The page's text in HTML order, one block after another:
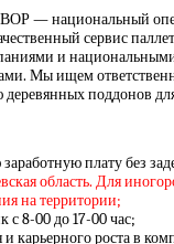
национальный
сервис
и
Мы ищем
поддонов
плату без
область. Для
на территории;
с 8-00 до 17-00 час;
карьерного роста в